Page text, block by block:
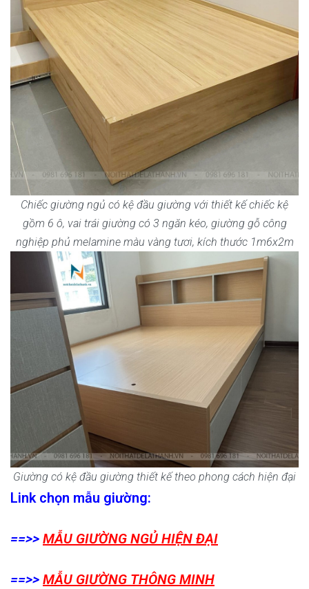
Chiếc giường ngủ có kệ đầu giường với thiết kế chiếc kệ
gồm 6 ô, vai trái giường có 3 ngăn kéo, giường gỗ công
nghiệp phủ melamine màu vàng tươi, kích thước 1m6x2m
Giường có kệ đầu giường thiết kế theo phong cách hiện đại
Link chọn mẫu giường:
==>> MẪU GIƯỜNG NGỦ HIỆN ĐẠI
==>> MẪU GIƯỜNG THÔNG MINH